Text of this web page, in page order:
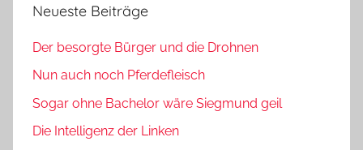
Neueste Beiträge
Der besorgte Bürger und die Drohnen
Nun auch noch Pferdefleisch
Sogar ohne Bachelor wäre Siegmund geil
Die Intelligenz der Linken